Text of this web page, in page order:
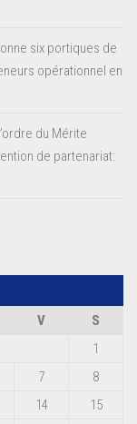
six portiques de
opérationnel en
du Mérite
de partenariat:
V
S
1
7
8
14
15